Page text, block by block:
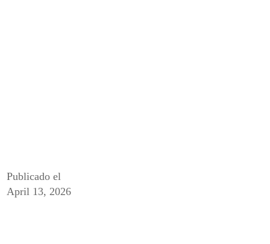
Publicado el
April 13, 2026